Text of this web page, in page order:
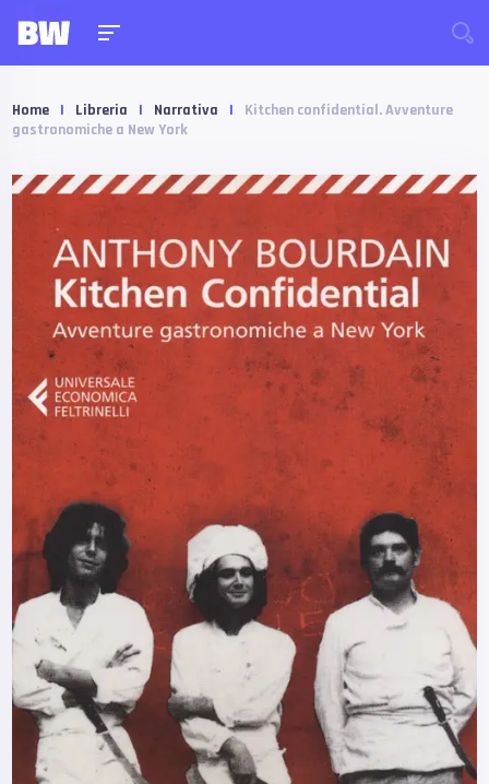
Home | Libreria | Narrativa |
Kitchen confidential. Avventure
gastronomiche a New York